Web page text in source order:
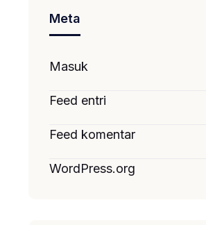
Meta
Masuk
Feed entri
Feed komentar
WordPress.org